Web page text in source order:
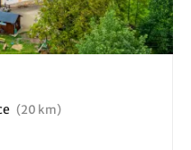
(20 km)